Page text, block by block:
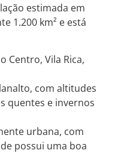
estimada em
1.200 km² e está
Centro, Vila Rica,
com altitudes
quentes e invernos
urbana, com
possui uma boa